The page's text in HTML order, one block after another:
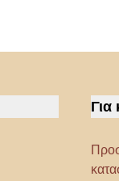
Για